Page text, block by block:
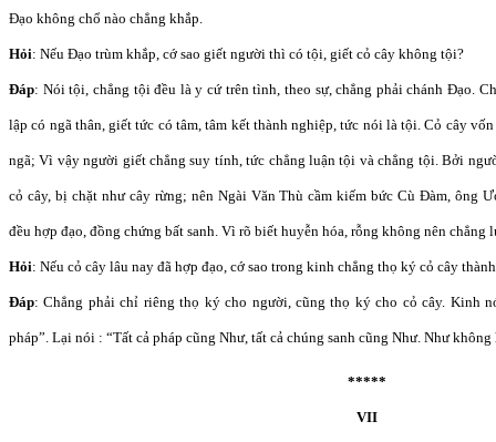
Đạo không chổ nào chẳng khắp.
Hỏi: Nếu Đạo trùm khắp, cớ sao giết người thì có tội, giết cỏ cây không tội?
Đáp: Nói tội, chẳng tội đều là y cứ trên tình, theo sự, chẳng phải chánh Đạo.
lập có ngã thân, giết tức có tâm, tâm kết thành nghiệp, tức nói là tội. Cỏ cây
ngã; Vì vậy người giết chẳng suy tính, tức chẳng luận tội và chẳng tội. Bởi
cỏ cây, bị chặt như cây rừng; nên Ngài Văn Thù cầm kiếm bức Cù Đàm, ông
đều hợp đạo, đồng chứng bất sanh. Vì rõ biết huyễn hóa, rỗng không nên chẳng
Hỏi: Nếu cỏ cây lâu nay đã hợp đạo, cớ sao trong kinh chẳng thọ ký cỏ cây
Đáp: Chẳng phải chỉ riêng thọ ký cho người, cũng thọ ký cho cỏ cây. Kinh
pháp”. Lại nói : “Tất cả pháp cũng Như, tất cả chúng sanh cũng Như. Như
*****
VII